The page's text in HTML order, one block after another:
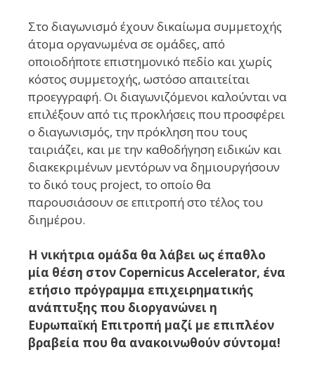
Στο διαγωνισμό έχουν δικαίωμα συμμετοχής
άτομα οργανωμένα σε ομάδες, από
οποιοδήποτε επιστημονικό πεδίο και χωρίς
κόστος συμμετοχής, ωστόσο απαιτείται
προεγγραφή. Οι διαγωνιζόμενοι καλούνται να
επιλέξουν από τις προκλήσεις που προσφέρει
ο διαγωνισμός, την πρόκληση που τους
ταιριάζει, και με την καθοδήγηση ειδικών και
διακεκριμένων μεντόρων να δημιουργήσουν
το δικό τους project, το οποίο θα
παρουσιάσουν σε επιτροπή στο τέλος του
διημέρου.
Η νικήτρια ομάδα θα λάβει ως έπαθλο
μία θέση στον Copernicus Accelerator, ένα
ετήσιο πρόγραμμα επιχειρηματικής
ανάπτυξης που διοργανώνει η
Ευρωπαϊκή Επιτροπή μαζί με επιπλέον
βραβεία που θα ανακοινωθούν σύντομα!